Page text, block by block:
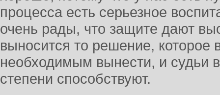
процесса есть серьезное
очень рады, что защите дают
выносится то решение, которое
необходимым вынести, и судьи
степени способствуют.